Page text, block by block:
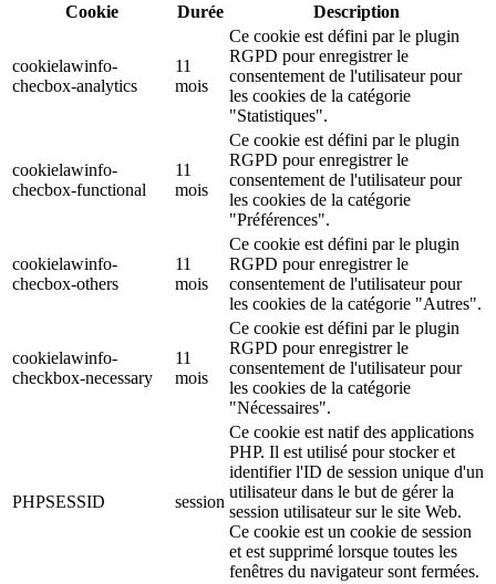
Cookie
Durée Description
cookielawinfo-
checbox-analytics
11
mois
Ce cookie est défini par le plugin
RGPD pour enregistrer le
consentement de l'utilisateur pour
les cookies de la catégorie
"Statistiques".
cookielawinfo-
checbox-functional
11
mois
Ce cookie est défini par le plugin
RGPD pour enregistrer le
consentement de l'utilisateur pour
les cookies de la catégorie
"Préférences".
cookielawinfo-
checbox-others
11
mois
Ce cookie est défini par le plugin
RGPD pour enregistrer le
consentement de l'utilisateur pour
les cookies de la catégorie "Autres".
cookielawinfo-
checkbox-necessary
11
mois
Ce cookie est défini par le plugin
RGPD pour enregistrer le
consentement de l'utilisateur pour
les cookies de la catégorie
"Nécessaires".
PHPSESSID session
Ce cookie est natif des applications
PHP. Il est utilisé pour stocker et
identifier l'ID de session unique d'un
utilisateur dans le but de gérer la
session utilisateur sur le site Web.
Ce cookie est un cookie de session
et est supprimé lorsque toutes les
fenêtres du navigateur sont fermées.